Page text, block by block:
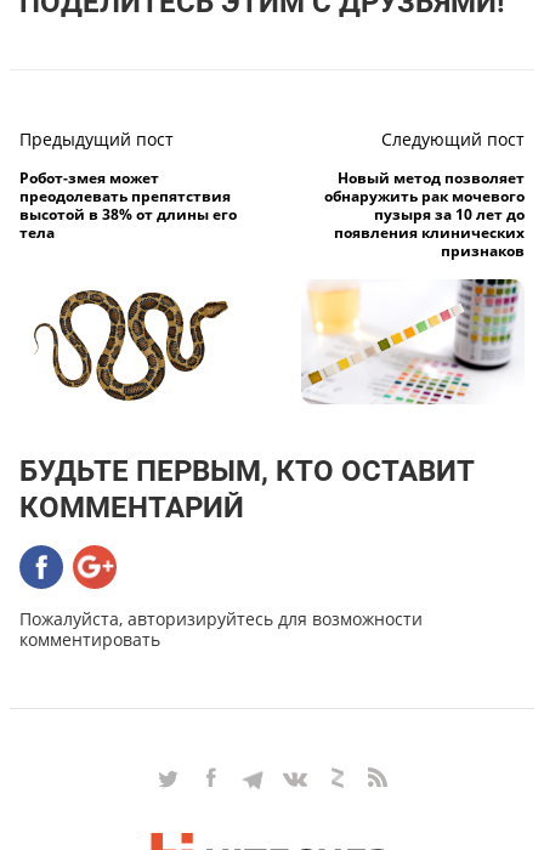
Предыдущий пост
Робот-змея может
преодолевать препятствия
высотой в 38% от длины его
тела
Следующий пост
Новый метод позволяет
обнаружить рак мочевого
пузыря за 10 лет до
появления клинических
признаков
БУДЬТЕ ПЕРВЫМ, КТО ОСТАВИТ
КОММЕНТАРИЙ
Пожалуйста, авторизируйтесь для возможности
комментировать